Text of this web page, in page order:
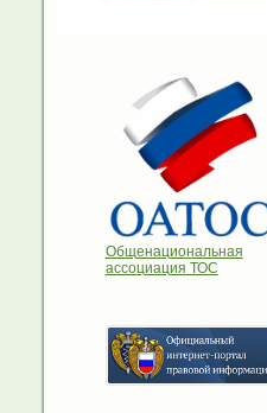
Общенациональная
ассоциация ТОС